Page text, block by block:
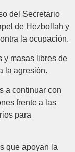
del Secretario
de Hezbollah y
la ocupación.
y masas libres de
la agresión.
a continuar con
frente a las
para
que apoyan la